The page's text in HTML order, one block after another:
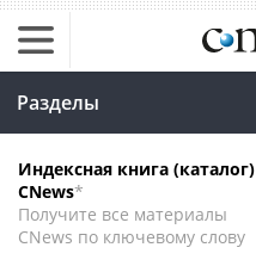
Разделы
Индексная книга (каталог)
CNews*
Получите все материалы
CNews по ключевому слову